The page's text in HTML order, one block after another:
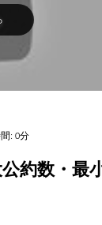
: 0分
約数・最小